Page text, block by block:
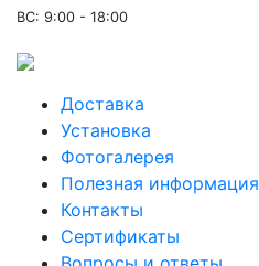
ВС: 9:00 - 18:00
Доставка
Установка
Фотогалерея
Полезная информация
Контакты
Сертификаты